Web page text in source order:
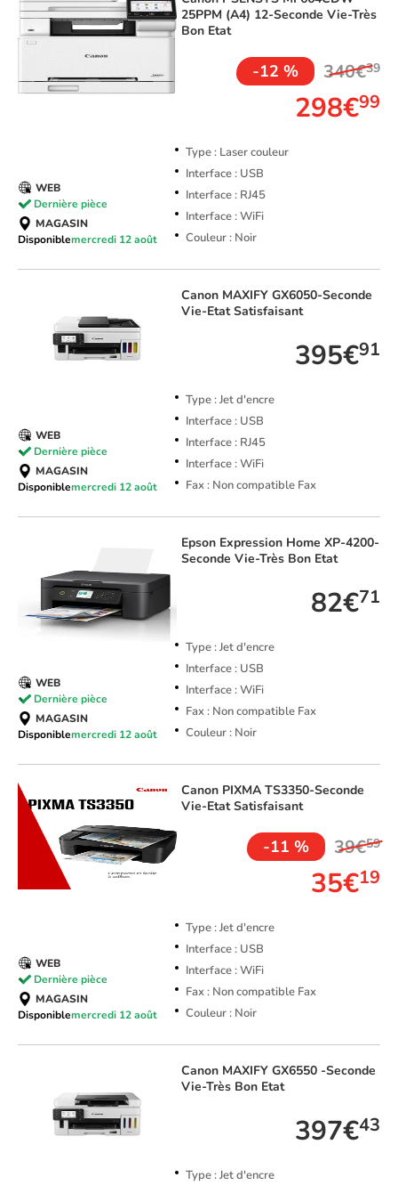
25PPM (A4) 12-Seconde Vie-Très
Bon Etat
-12 % 340€39
298€99
Type : Laser couleur
Interface : USB
Interface : RJ45
Interface : WiFi
Couleur : Noir
WEB
Dernière pièce
MAGASIN
Disponiblemercredi 12 août
Canon MAXIFY GX6050-Seconde
Vie-Etat Satisfaisant
395€91
Type : Jet d'encre
Interface : USB
Interface : RJ45
Interface : WiFi
Fax : Non compatible Fax
WEB
Dernière pièce
MAGASIN
Disponiblemercredi 12 août
Epson Expression Home XP-4200-
Seconde Vie-Très Bon Etat
82€71
Type : Jet d'encre
Interface : USB
Interface : WiFi
Fax : Non compatible Fax
Couleur : Noir
WEB
Dernière pièce
MAGASIN
Disponiblemercredi 12 août
Canon PIXMA TS3350-Seconde
Vie-Etat Satisfaisant
-11 % 39€59
35€19
Type : Jet d'encre
Interface : USB
Interface : WiFi
Fax : Non compatible Fax
Couleur : Noir
WEB
Dernière pièce
MAGASIN
Disponiblemercredi 12 août
Canon MAXIFY GX6550 -Seconde
Vie-Très Bon Etat
397€43
Type : Jet d'encre